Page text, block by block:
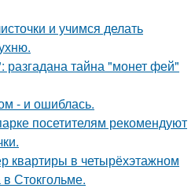
и учимся делать
тайна "монет фей"
- и ошиблась.
посетителям рекомендуют
квартиры в четырёхэтажном
Стокгольме.